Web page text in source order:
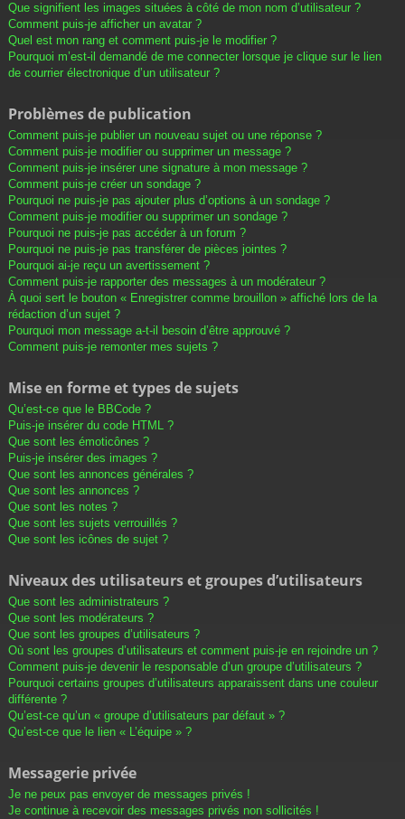
Que signifient les images situées à côté de mon nom d’utilisateur ?
Comment puis-je afficher un avatar ?
Quel est mon rang et comment puis-je le modifier ?
Pourquoi m’est-il demandé de me connecter lorsque je clique sur le lien
de courrier électronique d’un utilisateur ?
Problèmes de publication
Comment puis-je publier un nouveau sujet ou une réponse ?
Comment puis-je modifier ou supprimer un message ?
Comment puis-je insérer une signature à mon message ?
Comment puis-je créer un sondage ?
Pourquoi ne puis-je pas ajouter plus d’options à un sondage ?
Comment puis-je modifier ou supprimer un sondage ?
Pourquoi ne puis-je pas accéder à un forum ?
Pourquoi ne puis-je pas transférer de pièces jointes ?
Pourquoi ai-je reçu un avertissement ?
Comment puis-je rapporter des messages à un modérateur ?
À quoi sert le bouton « Enregistrer comme brouillon » affiché lors de la
rédaction d’un sujet ?
Pourquoi mon message a-t-il besoin d’être approuvé ?
Comment puis-je remonter mes sujets ?
Mise en forme et types de sujets
Qu’est-ce que le BBCode ?
Puis-je insérer du code HTML ?
Que sont les émoticônes ?
Puis-je insérer des images ?
Que sont les annonces générales ?
Que sont les annonces ?
Que sont les notes ?
Que sont les sujets verrouillés ?
Que sont les icônes de sujet ?
Niveaux des utilisateurs et groupes d’utilisateurs
Que sont les administrateurs ?
Que sont les modérateurs ?
Que sont les groupes d’utilisateurs ?
Où sont les groupes d’utilisateurs et comment puis-je en rejoindre un ?
Comment puis-je devenir le responsable d’un groupe d’utilisateurs ?
Pourquoi certains groupes d’utilisateurs apparaissent dans une couleur
différente ?
Qu’est-ce qu’un « groupe d’utilisateurs par défaut » ?
Qu’est-ce que le lien « L’équipe » ?
Messagerie privée
Je ne peux pas envoyer de messages privés !
Je continue à recevoir des messages privés non sollicités !